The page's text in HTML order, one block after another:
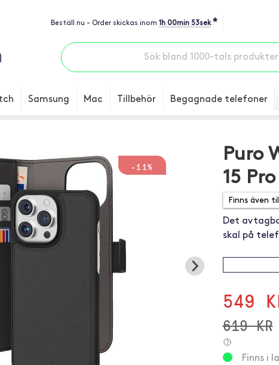
Beställ nu - Order skickas inom 1h 00min 52sek *
Samsung Mac Tillbehör Begagnade telefoner
-11%
Puro
15
Det
skal på
549
619 KR
Finns i